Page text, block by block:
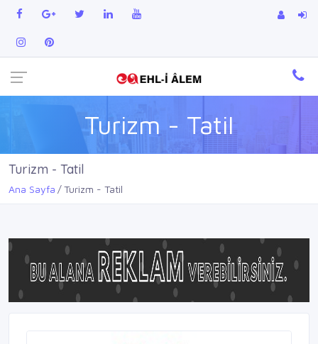
Turizm - Tatil
Turizm - Tatil
Ana Sayfa Turizm - Tatil